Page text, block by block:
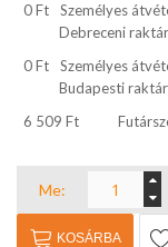
0 Ft
Személyes
Debreceni
0 Ft
Személyes
Budapesti
6 509 Ft
Me:
KOSÁRBA